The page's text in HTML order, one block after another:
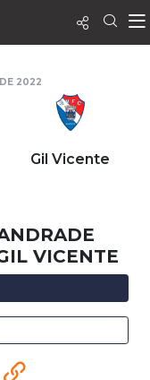
DE 2022
Gil Vicente
VICENTE